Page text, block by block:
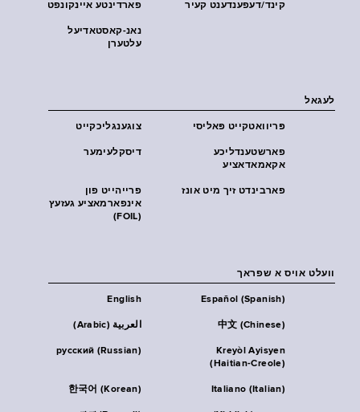
פארדינטע איינקונפט קינד/דעפענדענט קעיר
נאנ-קאסטאדיעל
עלטערן
לעגאל
צוגענגליכקייט פּריוואטקייט פּאליסי
דיסקלעימער
פארשטענדליכע
אקאמאדאציע
פרייהייט פון
אינפארמאציע געזעץ
(FOIL)
פארבינדט זיך מיט אונז
וועלט אויס א שפראך
English Español (Spanish)
العربية (Arabic) 中文 (Chinese)
русский (Russian)
Kreyòl Ayisyen
(Haitian-Creole)
한국어 (Korean) Italiano (Italian)